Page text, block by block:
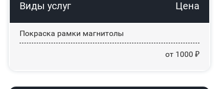
Виды услуг Цена
Покраска рамки магнитолы
от 1000 ₽